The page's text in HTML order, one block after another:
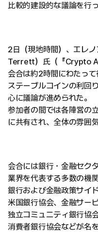
比較的建設的な議論を行
2日（現地時間）、エレ
Terrett）氏（『Crypto
会合は約2時間にわたって
ステーブルコインの利回
心に議論が進められた。
参加者の間では各陣営の
に共有され、全体の雰囲
会合には銀行・金融セク
業界を代表する多数の機
銀行および金融政策サイ
米国銀行協会、金融サー
独立コミュニティ銀行協会
消費者銀行協会などが名